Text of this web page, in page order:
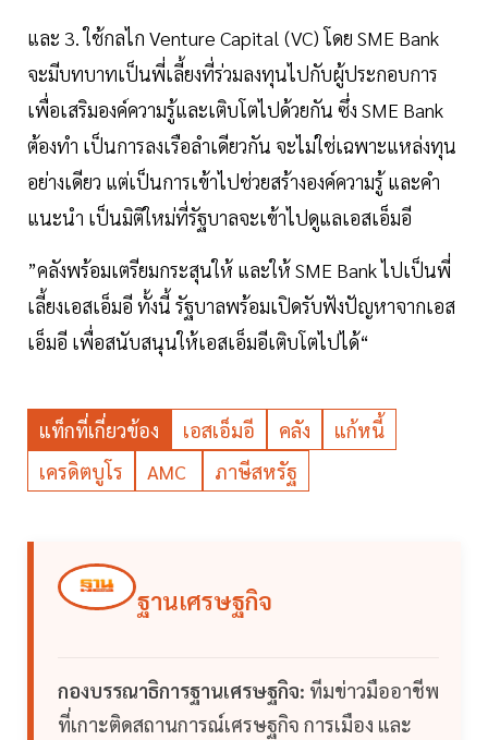
และ 3. ใช้กลไก Venture Capital (VC) โดย SME Bank
จะมีบทบาทเป็นพี่เลี้ยงที่ร่วมลงทุนไปกับผู้ประกอบการ
เพื่อเสริมองค์ความรู้และเติบโตไปด้วยกัน ซึ่ง SME Bank
ต้องทำ เป็นการลงเรือลำเดียวกัน จะไม่ใช่เฉพาะแหล่งทุน
อย่างเดียว แต่เป็นการเข้าไปช่วยสร้างองค์ความรู้ และคำ
แนะนำ เป็นมิติใหม่ที่รัฐบาลจะเข้าไปดูแลเอสเอ็มอี
”คลังพร้อมเตรียมกระสุนให้ และให้ SME Bank ไปเป็นพี่
เลี้ยงเอสเอ็มอี ทั้งนี้ รัฐบาลพร้อมเปิดรับฟังปัญหาจากเอส
เอ็มอี เพื่อสนับสนุนให้เอสเอ็มอีเติบโตไปได้“
แท็กที่เกี่ยวข้อง เอสเอ็มอี คลัง
แก้หนี้
เครดิตบูโร
AMC ภาษีสหรัฐ
ฐานเศรษฐกิจ
กองบรรณาธิการฐานเศรษฐกิจ: ทีมข่าวมืออาชีพ
ที่เกาะติดสถานการณ์เศรษฐกิจ การเมือง และ